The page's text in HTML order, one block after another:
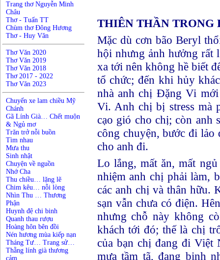
Trang thơ Nguyễn Minh
Châu
Thơ - Tuấn TT
Chùm thơ Đông Hương
Thơ - Huy Văn
Thơ Văn 2020
Thơ Văn 2019
Thơ Văn 2018
Thơ 2017 - 2022
Thơ Văn 2023
Chuyến xe lam chiều Mỹ
Chánh
Gã Lính Già… Chết muộn
& Ngủ mơ
Trăn trở nỗi buồn
Tìm nhau
Mưa thu
Sinh nhật
Chuyện về nguồn
Nhớ Cha
Thu chiều… lặng lẽ
Chim kêu… nỗi lòng
Nhìn Thu … Thương
Phận
Huynh đệ chi binh
Quanh thau rượu
Hoàng hôn bên đồi
Nén hương mùa kiếp nạn
Tháng Tư… Trang sử…
Thằng lính già thương
cảm
THIÊN THẦN TRONG
Mặc dù cơn bão Beryl
hội nhưng ảnh hưởng rất
xa tới nên không hề biết
tổ chức; đến khi hủy
nhà anh chị Đặng Vi
Vi. Anh chị bị stress mà
cạo gió cho chị; còn anh
công chuyện, bước đi
cho anh đi.
Lo lắng, mất ăn, mất
nhiệm anh chị phải làm,
các anh chị và thân hữu.
sạn vẫn chưa có điện.
nhưng chỗ này không
khách tới đó; thế là chị
của bạn chị đang đi Việt
mưa tầm tã, đang bịnh